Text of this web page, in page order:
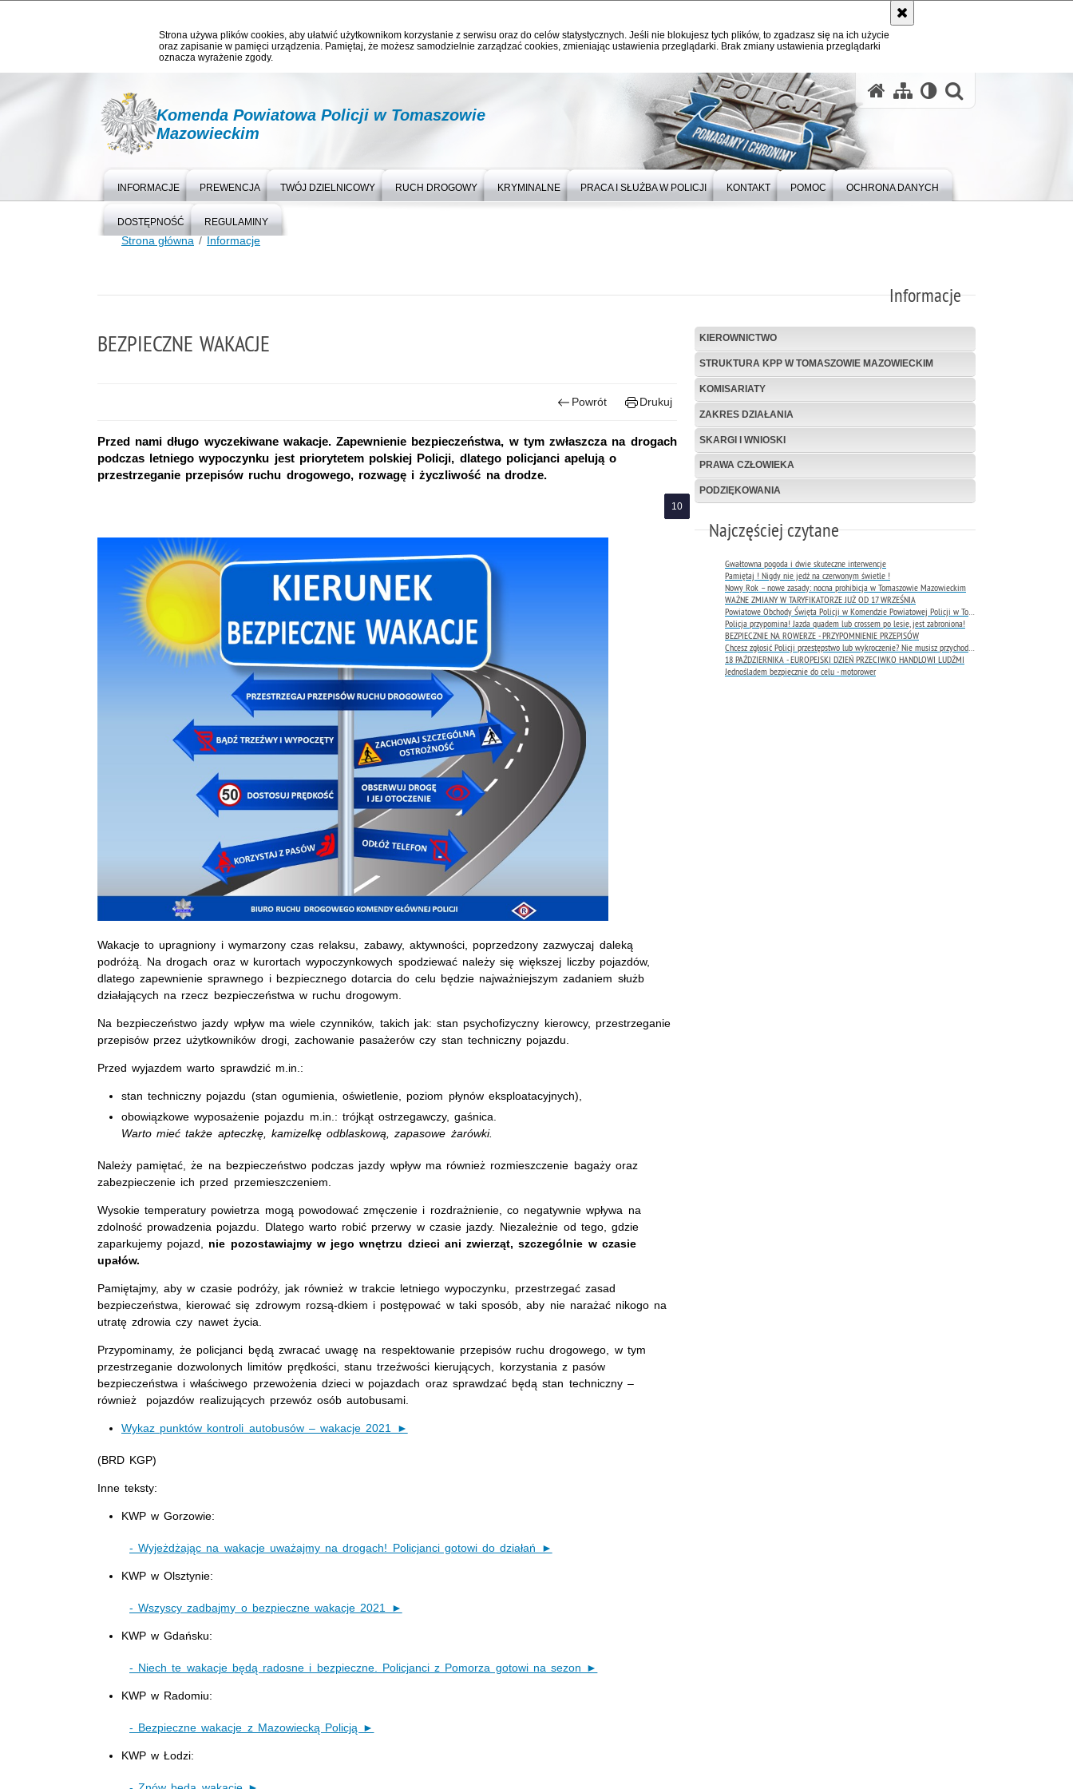
Strona używa plików cookies, aby ułatwić użytkownikom korzystanie z serwisu oraz do celów statystycznych. Jeśli nie blokujesz tych plików, to zgadzasz się na ich użycie
oraz zapisanie w pamięci urządzenia. Pamiętaj, że możesz samodzielnie zarządzać cookies, zmieniając ustawienia przeglądarki. Brak zmiany ustawienia przeglądarki
oznacza wyrażenie zgody.
Komenda Powiatowa Policji w Tomaszowie
Mazowieckim
INFORMACJE PREWENCJA TWÓJ DZIELNICOWY RUCH DROGOWY KRYMINALNE PRACA I SŁUŻBA W POLICJI KONTAKT POMOC OCHRONA DANYCH
DOSTĘPNOŚĆ REGULAMINY
Strona główna Informacje
Informacje
BEZPIECZNE WAKACJE
Powrót Drukuj
Przed nami długo wyczekiwane wakacje. Zapewnienie bezpieczeństwa, w tym zwłaszcza na drogach
podczas letniego wypoczynku jest priorytetem polskiej Policji, dlatego policjanci apelują o
przestrzeganie przepisów ruchu drogowego, rozwagę i życzliwość na drodze.
Wakacje to upragniony i wymarzony czas relaksu, zabawy, aktywności, poprzedzony zazwyczaj daleką
podróżą. Na drogach oraz w kurortach wypoczynkowych spodziewać należy się większej liczby pojazdów,
dlatego zapewnienie sprawnego i bezpiecznego dotarcia do celu będzie najważniejszym zadaniem służb
działających na rzecz bezpieczeństwa w ruchu drogowym.
Na bezpieczeństwo jazdy wpływ ma wiele czynników, takich jak: stan psychofizyczny kierowcy, przestrzeganie
przepisów przez użytkowników drogi, zachowanie pasażerów czy stan techniczny pojazdu.
Przed wyjazdem warto sprawdzić m.in.:
stan techniczny pojazdu (stan ogumienia, oświetlenie, poziom płynów eksploatacyjnych),
obowiązkowe wyposażenie pojazdu m.in.: trójkąt ostrzegawczy, gaśnica.
Warto mieć także apteczkę, kamizelkę odblaskową, zapasowe żarówki.
Należy pamiętać, że na bezpieczeństwo podczas jazdy wpływ ma również rozmieszczenie bagaży oraz
zabezpieczenie ich przed przemieszczeniem.
Wysokie temperatury powietrza mogą powodować zmęczenie i rozdrażnienie, co negatywnie wpływa na
zdolność prowadzenia pojazdu. Dlatego warto robić przerwy w czasie jazdy. Niezależnie od tego, gdzie
zaparkujemy pojazd, nie pozostawiajmy w jego wnętrzu dzieci ani zwierząt, szczególnie w czasie
upałów.
Pamiętajmy, aby w czasie podróży, jak również w trakcie letniego wypoczynku, przestrzegać zasad
bezpieczeństwa, kierować się zdrowym rozsą-dkiem i postępować w taki sposób, aby nie narażać nikogo na
utratę zdrowia czy nawet życia.
Przypominamy, że policjanci będą zwracać uwagę na respektowanie przepisów ruchu drogowego, w tym
przestrzeganie dozwolonych limitów prędkości, stanu trzeźwości kierujących, korzystania z pasów
bezpieczeństwa i właściwego przewożenia dzieci w pojazdach oraz sprawdzać będą stan techniczny –
również pojazdów realizujących przewóz osób autobusami.
Wykaz punktów kontroli autobusów – wakacje 2021 ►
(BRD KGP)
Inne teksty:
KWP w Gorzowie:
- Wyjeżdżając na wakacje uważajmy na drogach! Policjanci gotowi do działań ►
KWP w Olsztynie:
- Wszyscy zadbajmy o bezpieczne wakacje 2021 ►
KWP w Gdańsku:
- Niech te wakacje będą radosne i bezpieczne. Policjanci z Pomorza gotowi na sezon ►
KWP w Radomiu:
- Bezpieczne wakacje z Mazowiecką Policją ►
KWP w Łodzi:
KIEROWNICTWO
STRUKTURA KPP W TOMASZOWIE MAZOWIECKIM
KOMISARIATY
ZAKRES DZIAŁANIA
SKARGI I WNIOSKI
PRAWA CZŁOWIEKA
PODZIĘKOWANIA
Najczęściej czytane
Gwałtowna pogoda i dwie skuteczne interwencje
Pamiętaj ! Nigdy nie jedź na czerwonym świetle !
Nowy Rok – nowe zasady: nocna prohibicja w Tomaszowie Mazowieckim
WAŻNE ZMIANY W TARYFIKATORZE JUŻ OD 17 WRZEŚNIA
Powiatowe Obchody Święta Policji w Komendzie Powiatowej Policji w Tomaszowie Mazowieckim
Policja przypomina! Jazda quadem lub crossem po lesie, jest zabroniona!
BEZPIECZNIE NA ROWERZE - PRZYPOMNIENIE PRZEPISÓW
Chcesz zgłosić Policji przestępstwo lub wykroczenie? Nie musisz przychodzić do komendy !
18 PAŹDZIERNIKA - EUROPEJSKI DZIEŃ PRZECIWKO HANDLOWI LUDŹMI
Jednośladem bezpiecznie do celu - motorower